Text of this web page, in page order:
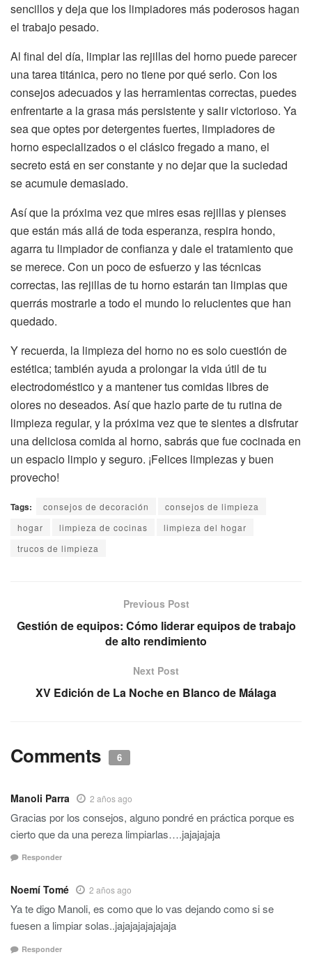
sencillos y deja que los limpiadores más poderosos hagan
el trabajo pesado.
Al final del día, limpiar las rejillas del horno puede parecer
una tarea titánica, pero no tiene por qué serlo. Con los
consejos adecuados y las herramientas correctas, puedes
enfrentarte a la grasa más persistente y salir victorioso. Ya
sea que optes por detergentes fuertes, limpiadores de
horno especializados o el clásico fregado a mano, el
secreto está en ser constante y no dejar que la suciedad
se acumule demasiado.
Así que la próxima vez que mires esas rejillas y pienses
que están más allá de toda esperanza, respira hondo,
agarra tu limpiador de confianza y dale el tratamiento que
se merece. Con un poco de esfuerzo y las técnicas
correctas, las rejillas de tu horno estarán tan limpias que
querrás mostrarle a todo el mundo lo relucientes que han
quedado.
Y recuerda, la limpieza del horno no es solo cuestión de
estética; también ayuda a prolongar la vida útil de tu
electrodoméstico y a mantener tus comidas libres de
olores no deseados. Así que hazlo parte de tu rutina de
limpieza regular, y la próxima vez que te sientes a disfrutar
una deliciosa comida al horno, sabrás que fue cocinada en
un espacio limpio y seguro. ¡Felices limpiezas y buen
provecho!
Tags: consejos de decoración
consejos de limpieza
hogar
limpieza de cocinas
limpieza del hogar
trucos de limpieza
Previous Post
Gestión de equipos: Cómo liderar equipos de trabajo
de alto rendimiento
Next Post
XV Edición de La Noche en Blanco de Málaga
Comments 6
Manoli Parra 2 años ago
Gracias por los consejos, alguno pondré en práctica porque es
cierto que da una pereza limpiarlas….jajajajaja
Responder
Noemí Tomé 2 años ago
Ya te digo Manoli, es como que lo vas dejando como si se
fuesen a limpiar solas..jajajajajajajaja
Responder